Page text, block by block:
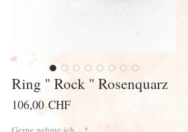
Ring " Rock " Rosenquarz
106,00 CHFPreis